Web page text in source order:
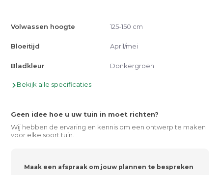
Volwassen hoogte 125-150 cm
Bloeitijd April/mei
Bladkleur Donkergroen
Bekijk alle specificaties
Geen idee hoe u uw tuin in moet richten?
Wij hebben de ervaring en kennis om een ontwerp te maken
voor elke soort tuin.
Maak een afspraak om jouw plannen te bespreken